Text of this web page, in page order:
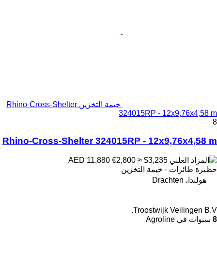
خيمة التخزين Rhino-Cross-Shelter
324015RP - 12x9,76x4,58 m
8
Rhino-Cross-Shelter 324015RP - 12x9,76x4,58 m
€2,800 ≈ $3,235
حظيرة طائرات - خيمة التخزين
هولندا، Drachten
Troostwijk Veilingen B.V.
8 سنوات في Agroline